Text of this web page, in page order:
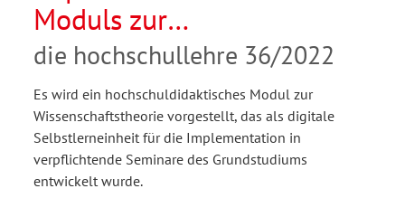
Moduls zur
Wissenschaftstheorie mit
Flipped Classroom in ein
Seminar zum
Wissenschaftlichen
Schreiben
die hochschullehre 36/2022
Es wird ein hochschuldidaktisches Modul zur
Wissenschaftstheorie vorgestellt, das als digitale
Selbstlerneinheit für die Implementation in
verpflichtende Seminare des Grundstudiums
entwickelt wurde.